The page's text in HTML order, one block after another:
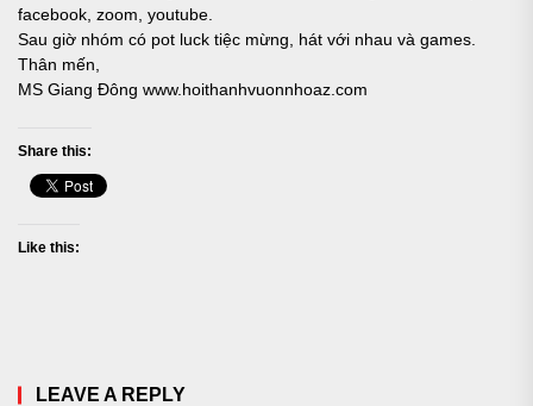
facebook, zoom, youtube.
Sau giờ nhóm có pot luck tiệc mừng, hát với nhau và games.
Thân mến,
MS Giang Đông www.hoithanhvuonnhoaz.com
Share this:
Like this:
LEAVE A REPLY